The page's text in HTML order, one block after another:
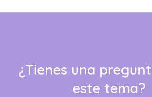
¿Tienes una
este tema?